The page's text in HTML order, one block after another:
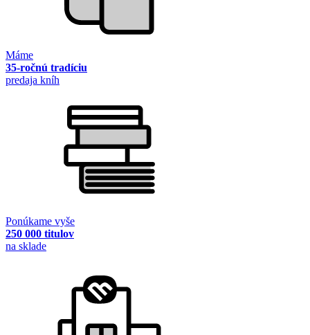
Máme
35-ročnú tradíciu
predaja kníh
Ponúkame vyše
250 000 titulov
na sklade